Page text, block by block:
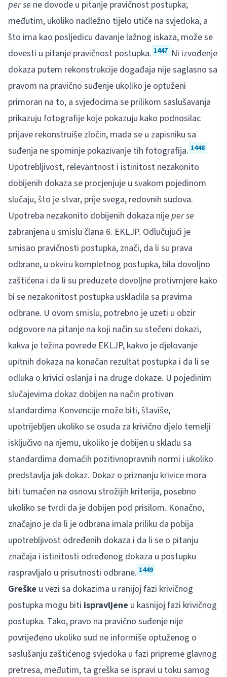
per se ne dovode u pitanje pravičnost postupka;
međutim, ukoliko nadležno tijelo utiče na svjedoka, a
što ima kao posljedicu davanje lažnog iskaza, može se
dovesti u pitanje pravičnost postupka. 1447 Ni izvođenje
dokaza putem rekonstrukcije događaja nije saglasno sa
pravom na pravično suđenje ukoliko je optuženi
primoran na to, a svjedocima se prilikom saslušavanja
prikazuju fotografije koje pokazuju kako podnosilac
prijave rekonstruiše zločin, mada se u zapisniku sa
suđenja ne spominje pokazivanje tih fotografija. 1448
Upotrebljivost, relevantnost i istinitost nezakonito
dobijenih dokaza se procjenjuje u svakom pojedinom
slučaju, što je stvar, prije svega, redovnih sudova.
Upotreba nezakonito dobijenih dokaza nijeper se
zabranjena u smislu člana 6. EKLJP. Odlučujući je
smisao pravičnosti postupka, znači, da li su prava
odbrane, u okviru kompletnog postupka, bila dovoljno
zaštićena i da li su preduzete dovoljne protivmjere kako
bi se nezakonitost postupka uskladila sa pravima
odbrane. U ovom smislu, potrebno je uzeti u obzir
odgovore na pitanje na koji način su stečeni dokazi,
kakva je težina povrede EKLJP, kakvo je djelovanje
upitnih dokaza na konačan rezultat postupka i da li se
odluka o krivici oslanja i na druge dokaze. U pojedinim
slučajevima dokaz dobijen na način protivan
standardima Konvencije može biti, štaviše,
upotrijebljen ukoliko se osuda za krivično djelo temelji
isključivo na njemu, ukoliko je dobijen u skladu sa
standardima domaćih pozitivnopravnih normi i ukoliko
predstavlja jak dokaz. Dokaz o priznanju krivice mora
biti tumačen na osnovu strožijih kriterija, posebno
ukoliko se tvrdi da je dobijen pod prisilom. Konačno,
značajno je da li je odbrana imala priliku da pobija
upotrebljivost određenih dokaza i da li se o pitanju
značaja i istinitosti određenog dokaza u postupku
raspravljalo u prisutnosti odbrane. 1449
Greške u vezi sa dokazima u ranijoj fazi krivičnog
postupka mogu biti ispravljene u kasnijoj fazi krivičnog
postupka. Tako, pravo na pravično suđenje nije
povrijeđeno ukoliko sud ne informiše optuženog o
saslušanju zaštićenog svjedoka u fazi pripreme glavnog
pretresa, međutim, ta greška se ispravi u toku samog